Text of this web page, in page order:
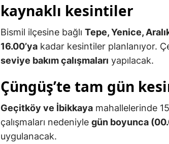
kaynaklı kesintiler
Bismil ilçesine bağlı Tepe, Yenice,
16.00’ya kadar kesintiler planlanıyor.
seviye bakım çalışmaları yapılacak.
Çüngüş’te tam gün
Geçitköy ve İbikkaya mahallelerinde
çalışmaları nedeniyle gün boyunca
uygulanacak.